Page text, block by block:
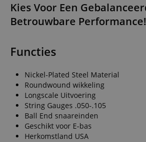
Kies Voor Een
Betrouwbare Performance!
Functies
Nickel-Plated Steel Material
Roundwound wikkeling
Longscale Uitvoering
String Gauges .050-.105
Ball End snaareinden
Geschikt voor E-bas
Herkomstland USA